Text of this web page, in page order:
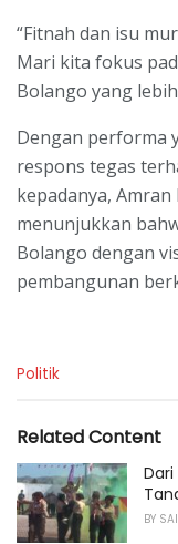
“Fitnah dan isu
Mari kita fokus
Bolango yang
Dengan performa
respons tegas
kepadanya,
menunjukkan
Bolango dengan
pembangunan
C
e
o
r
i
e
Politik
Related Content
BY